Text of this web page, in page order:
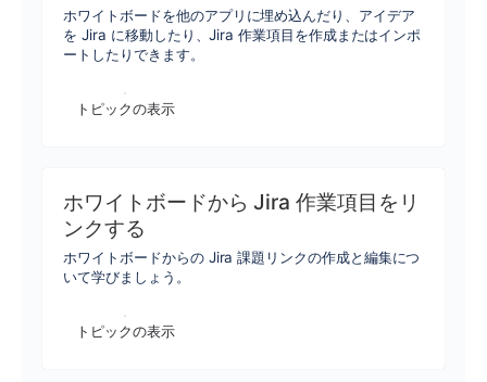
ホワイトボードを他のアプリに埋め込んだり、アイデア
を Jira に移動したり、Jira 作業項目を作成またはインポ
ートしたりできます。
トピックの表示
ホワイトボードから Jira 作業項目をリ
ンクする
ホワイトボードからの Jira 課題リンクの作成と編集につ
いて学びましょう。
トピックの表示